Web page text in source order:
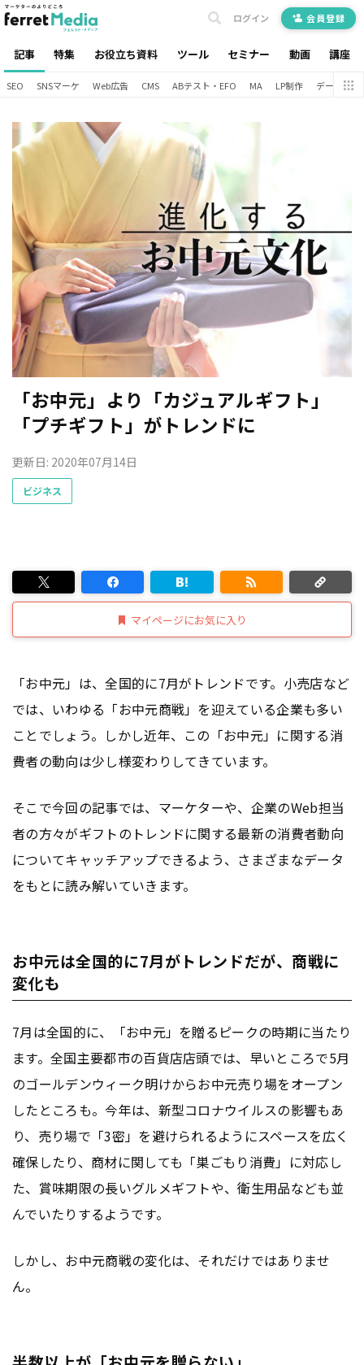
記事 特集 お役立ち資料 ツール セミナー 動画 講座
ログイン 会員登録
SEO SNSマーケ Web広告 CMS ABテスト・EFO MA LP制作 データ分析
「お中元」より「カジュアルギフト」
「プチギフト」がトレンドに
更新日: 2020年07月14日
ビジネス
マイページにお気に入り
「お中元」は、全国的に7月がトレンドです。小売店など
では、いわゆる「お中元商戦」を迎えている企業も多い
ことでしょう。しかし近年、この「お中元」に関する消
費者の動向は少し様変わりしてきています。
そこで今回の記事では、マーケターや、企業のWeb担当
者の方々がギフトのトレンドに関する最新の消費者動向
についてキャッチアップできるよう、さまざまなデータ
をもとに読み解いていきます。
お中元は全国的に7月がトレンドだが、商戦に
変化も
7月は全国的に、「お中元」を贈るピークの時期に当たり
ます。全国主要都市の百貨店店頭では、早いところで5月
のゴールデンウィーク明けからお中元売り場をオープン
したところも。今年は、新型コロナウイルスの影響もあ
り、売り場で「3密」を避けられるようにスペースを広く
確保したり、商材に関しても「巣ごもり消費」に対応し
た、賞味期限の長いグルメギフトや、衛生用品なども並
んでいたりするようです。
しかし、お中元商戦の変化は、それだけではありませ
ん。